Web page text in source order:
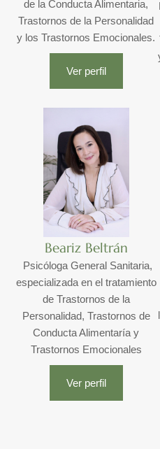
de la Conducta Alimentaria,
Trastornos de la Personalidad
y los Trastornos Emocionales.
Ver perfil
Beariz Beltrán
Psicóloga General Sanitaria,
especializada en el tratamiento
de Trastornos de la
Personalidad, Trastornos de
Conducta Alimentaría y
Trastornos Emocionales
Ver perfil